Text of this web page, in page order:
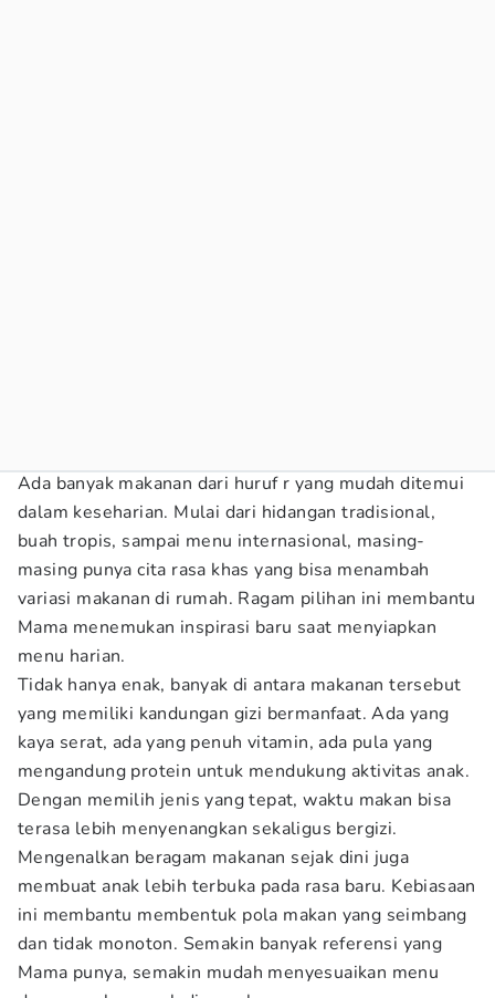
Ada banyak makanan dari huruf r yang mudah ditemui
dalam keseharian. Mulai dari hidangan tradisional,
buah tropis, sampai menu internasional, masing-
masing punya cita rasa khas yang bisa menambah
variasi makanan di rumah. Ragam pilihan ini membantu
Mama menemukan inspirasi baru saat menyiapkan
menu harian.
Tidak hanya enak, banyak di antara makanan tersebut
yang memiliki kandungan gizi bermanfaat. Ada yang
kaya serat, ada yang penuh vitamin, ada pula yang
mengandung protein untuk mendukung aktivitas anak.
Dengan memilih jenis yang tepat, waktu makan bisa
terasa lebih menyenangkan sekaligus bergizi.
Mengenalkan beragam makanan sejak dini juga
membuat anak lebih terbuka pada rasa baru. Kebiasaan
ini membantu membentuk pola makan yang seimbang
dan tidak monoton. Semakin banyak referensi yang
Mama punya, semakin mudah menyesuaikan menu